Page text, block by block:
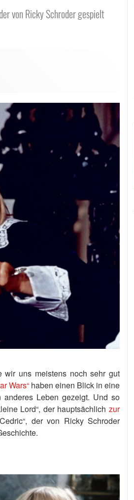
von Ricky Schroder gespielt
uns meistens noch sehr gut
Wars“ haben einen Blick in eine
anderes Leben gezeigt. Und so
Lord“, der hauptsächlich zur
der von Ricky Schroder